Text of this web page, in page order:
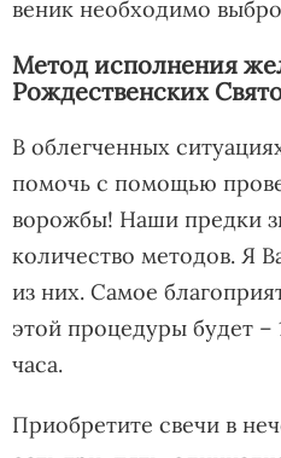
веник необходимо
Метод исполнения
Рождественских
В облегченных
помочь с помощью
ворожбы! Наши предки
количество методов. Я
из них. Самое
этой процедуры будет –
часа.
Приобретите свечи в